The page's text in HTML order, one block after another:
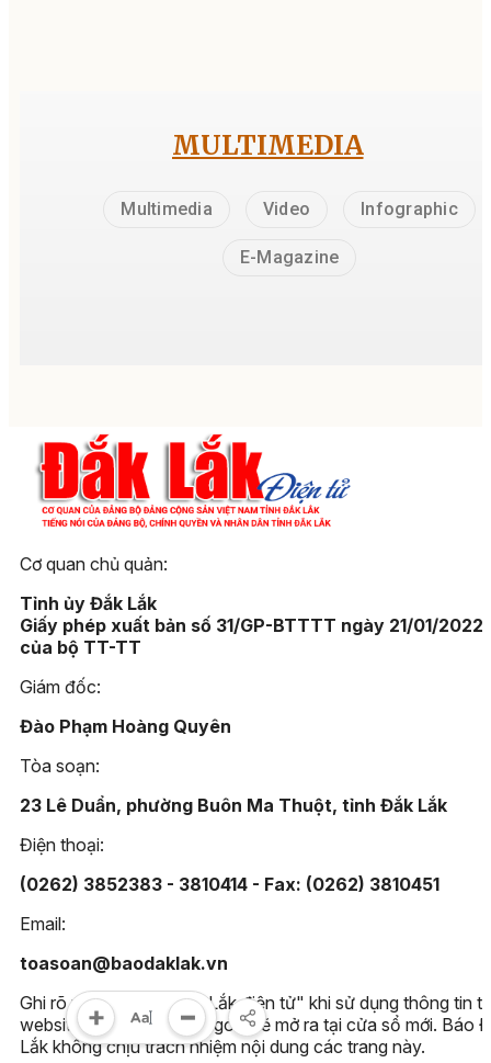
MULTIMEDIA
Multimedia Video Infographic
E-Magazine
Cơ quan chủ quản:
Tỉnh ủy Đắk Lắk
Giấy phép xuất bản số 31/GP-BTTTT ngày 21/01/2022
của bộ TT-TT
Giám đốc:
Đào Phạm Hoàng Quyên
Tòa soạn:
23 Lê Duẩn, phường Buôn Ma Thuột, tỉnh Đắk Lắk
Điện thoại:
(0262) 3852383 - 3810414 - Fax: (0262) 3810451
Email:
toasoan@baodaklak.vn
Ghi rõ nguồn "Báo Đắk Lắk điện tử" khi sử dụng thông tin
website này. Các trang ngoài sẽ mở ra tại cửa sổ mới. Báo
Lắk không chịu trách nhiệm nội dung các trang này.